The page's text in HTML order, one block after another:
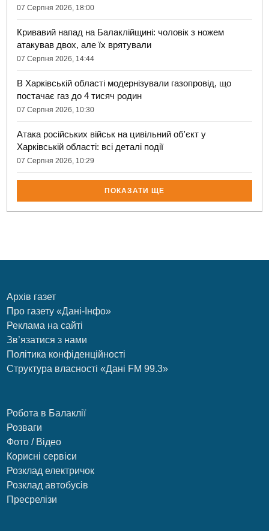
07 Серпня 2026, 18:00
Кривавий напад на Балаклійщині: чоловік з ножем
атакував двох, але їх врятували
07 Серпня 2026, 14:44
В Харківській області модернізували газопровід, що
постачає газ до 4 тисяч родин
07 Серпня 2026, 10:30
Атака російських військ на цивільний об'єкт у
Харківській області: всі деталі події
07 Серпня 2026, 10:29
ПОКАЗАТИ ЩЕ
Архів газет
Про газету «Дані-Інфо»
Реклама на сайті
Зв’язатися з нами
Політика конфіденційності
Структура власності «Дані FM 99.3»
Робота в Балаклії
Розваги
Фото / Відео
Корисні сервіси
Розклад електричок
Розклад автобусів
Пресрелізи